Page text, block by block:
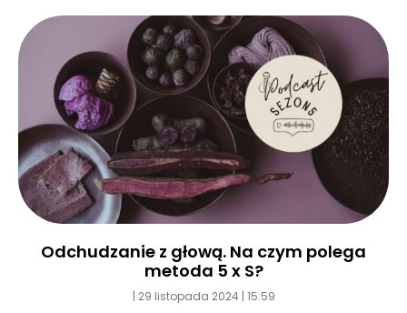
Odchudzanie z głową. Na czym polega
metoda 5 x S?
29 listopada 2024 15:59